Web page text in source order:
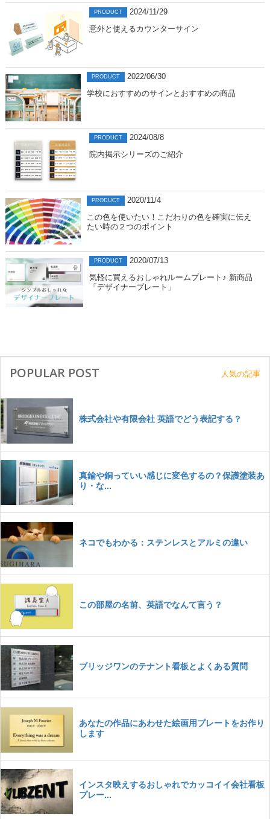
PRODUCT
2024/11/29
意外と使えるカウンターサイン
PRODUCT
2022/06/30
学校におすすめのサインとおすすめの商品
PRODUCT
2024/08/8
院内掲示シリーズのご紹介
PRODUCT
2020/11/4
この色を使いたい！こだわりの色を確実に伝え
たい時の２つのポイント
PRODUCT
2020/07/13
気軽に買えるおしゃれルームプレート♪ 新商品
「デザイナープレート」
POPULAR POST 人気の記事